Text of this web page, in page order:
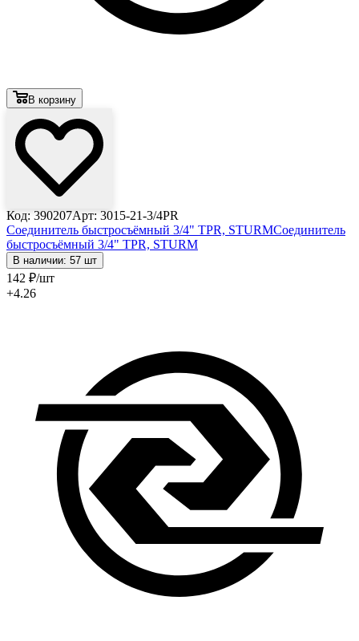
В корзину
Код: 390207Арт: 3015-21-3/4PR
Соединитель быстросъёмный 3/4" TPR, STURMСоединитель
быстросъёмный 3/4" TPR, STURM
В наличии: 57 шт
142 ₽/шт
+4.26